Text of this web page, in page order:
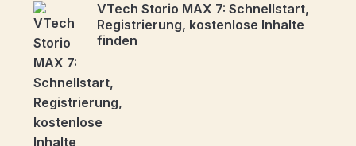
VTech Storio MAX 7: Schnellstart,
Registrierung, kostenlose Inhalte
finden